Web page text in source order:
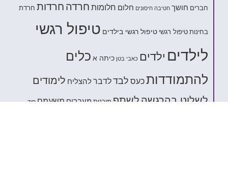
חברים חושך חטיבה חיסונים חלום חלומות חרדה חרדות חרדת
בחינות טיפול רגשי טיפול רגשי בילדים טיפול רגשי
לילדים ילדים כאבי בטן כיתה א כלים
להתמודדותכעס לבדלדברלהצליח לימודים
לשלוט בהרגשהלשתף מוכנות מעבריםמשעמם סוד